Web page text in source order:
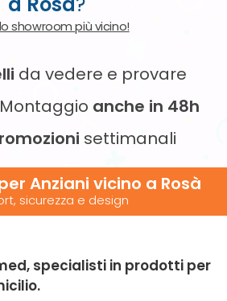
showroom più vicino!
da vedere e provare
anche in 48h
settimanali
Anziani vicino a Rosà
sicurezza e design
specialisti in prodotti per